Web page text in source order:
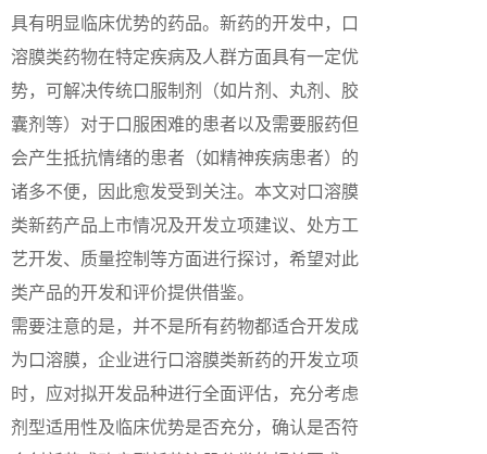
具有明显临床优势的药品。新药的开发中，口
溶膜类药物在特定疾病及人群方面具有一定优
势，可解决传统口服制剂（如片剂、丸剂、胶
囊剂等）对于口服困难的患者以及需要服药但
会产生抵抗情绪的患者（如精神疾病患者）的
诸多不便，因此愈发受到关注。本文对口溶膜
类新药产品上市情况及开发立项建议、处方工
艺开发、质量控制等方面进行探讨，希望对此
类产品的开发和评价提供借鉴。
需要注意的是，并不是所有药物都适合开发成
为口溶膜，企业进行口溶膜类新药的开发立项
时，应对拟开发品种进行全面评估，充分考虑
剂型适用性及临床优势是否充分，确认是否符